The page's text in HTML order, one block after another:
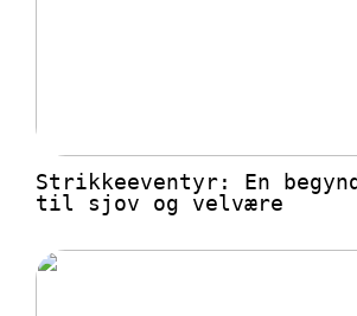
Strikkeeventyr: En
til sjov og velvære